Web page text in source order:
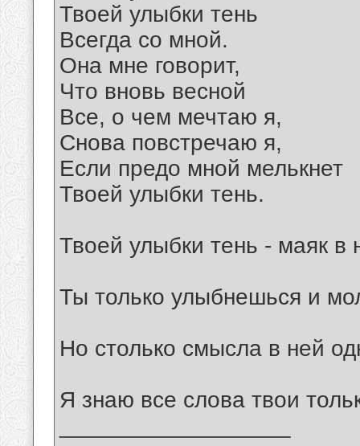
Твоей улыбки тень
Всегда со мной.
Она мне говорит,
Что вновь весной
Все, о чем мечтаю я,
Снова повстречаю я,
Если предо мной мелькнет
Твоей улыбки тень.
Твоей улыбки тень - маяк в
Ты только улыбнешься и
Но столько смысла в ней
Я знаю все слова твои